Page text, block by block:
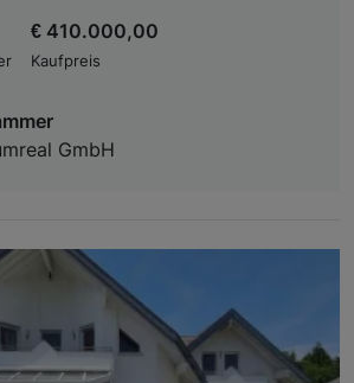
€ 410.000,00
Kaufpreis
GmbH